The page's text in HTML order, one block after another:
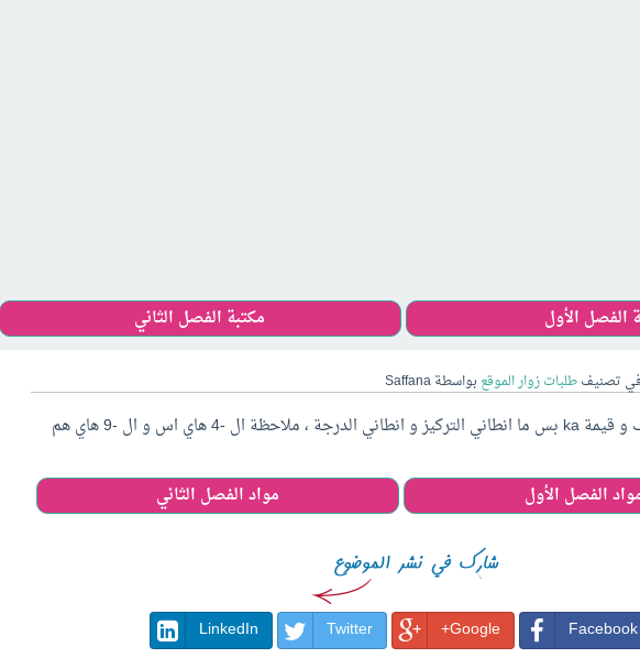
الفصل الأول مكتبة الفصل الثاني
تصنيفطلبات زوار الموقعبواسطةSaffana
انطاني حامض ضعيف و قيمة ka بس ما انطاني التركيز و انطاني الدرجة ، ملاحظة ال -4 هاي اس و ال -9 هاي هم
الفصل الأول
مواد الفصل الثاني
Facebook
Google+
Twitter
LinkedIn